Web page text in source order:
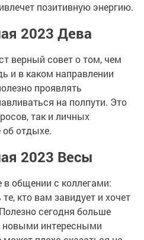
позитивную энергию.
2023 Дева
верный совет о том, чем
и в каком направлении
проявлять
на полпути. Это
так и личных
отдыхе.
2023 Весы
в общении с коллегами:
кто вам завидует и хочет
сегодня больше
новыми интересными